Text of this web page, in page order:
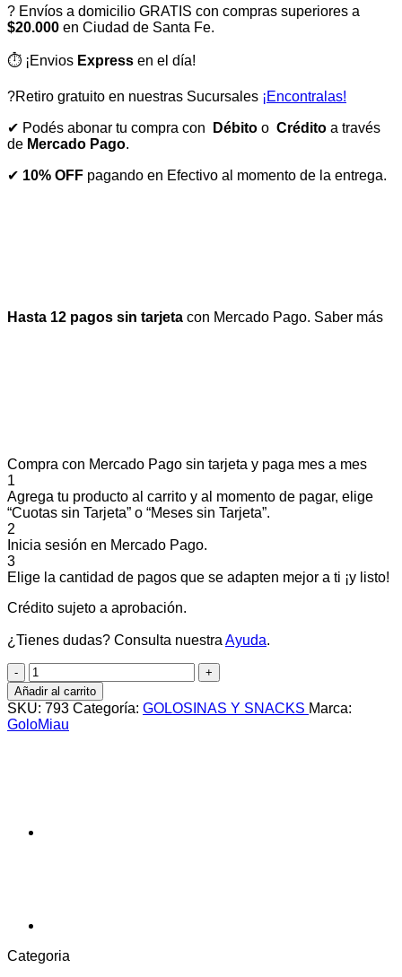
? Envíos a domicilio GRATIS con compras superiores a
$20.000 en Ciudad de Santa Fe.
⏱️ ¡Envios Express en el día!
?Retiro gratuito en nuestras Sucursales ¡Encontralas!
✔ Podés abonar tu compra con Débito o Crédito a través
de Mercado Pago.
✔ 10% OFF pagando en Efectivo al momento de la entrega.
Hasta 12 pagos sin tarjeta con Mercado Pago. Saber más
Compra con Mercado Pago sin tarjeta y paga mes a mes
1
Agrega tu producto al carrito y al momento de pagar, elige
“Cuotas sin Tarjeta” o “Meses sin Tarjeta”.
2
Inicia sesión en Mercado Pago.
3
Elige la cantidad de pagos que se adapten mejor a ti ¡y listo!
Crédito sujeto a aprobación.
¿Tienes dudas? Consulta nuestra Ayuda.
BOMBON
DE
HIGADO
x
100
Añadir al carrito
SKU: 793 Categoría: GOLOSINAS Y SNACKS Marca:
GoloMiau
Categoria